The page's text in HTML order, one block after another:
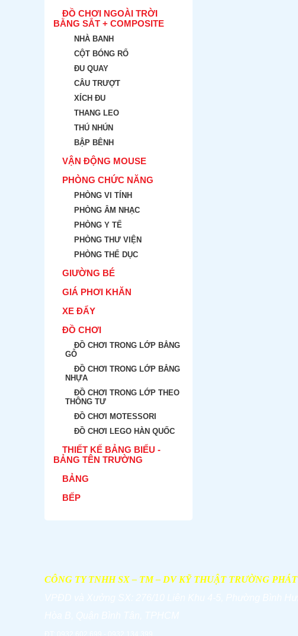
ĐỒ CHƠI NGOÀI TRỜI
BẰNG SẮT + COMPOSITE
NHÀ BANH
CỘT BÓNG RỔ
ĐU QUAY
CÂU TRƯỢT
XÍCH ĐU
THANG LEO
THÚ NHÚN
BẬP BÊNH
VẬN ĐỘNG MOUSE
PHÒNG CHỨC NĂNG
PHÒNG VI TÍNH
PHÒNG ÂM NHẠC
PHÒNG Y TẾ
PHÒNG THƯ VIỆN
PHÒNG THỂ DỤC
GIƯỜNG BÉ
GIÁ PHƠI KHĂN
XE ĐẨY
ĐỒ CHƠI
ĐỒ CHƠI TRONG LỚP BẲNG
GỖ
ĐỒ CHƠI TRONG LỚP BẲNG
NHỰA
ĐỒ CHƠI TRONG LỚP THEO
THÔNG TƯ
ĐỒ CHƠI MOTESSORI
ĐỒ CHƠI LEGO HÀN QUỐC
THIẾT KẾ BẢNG BIỂU -
BẢNG TÊN TRƯỜNG
BẢNG
BẾP
CÔNG TY TNHH SX – TM – DV KỸ THUẬT TRƯỜNG PHÁT